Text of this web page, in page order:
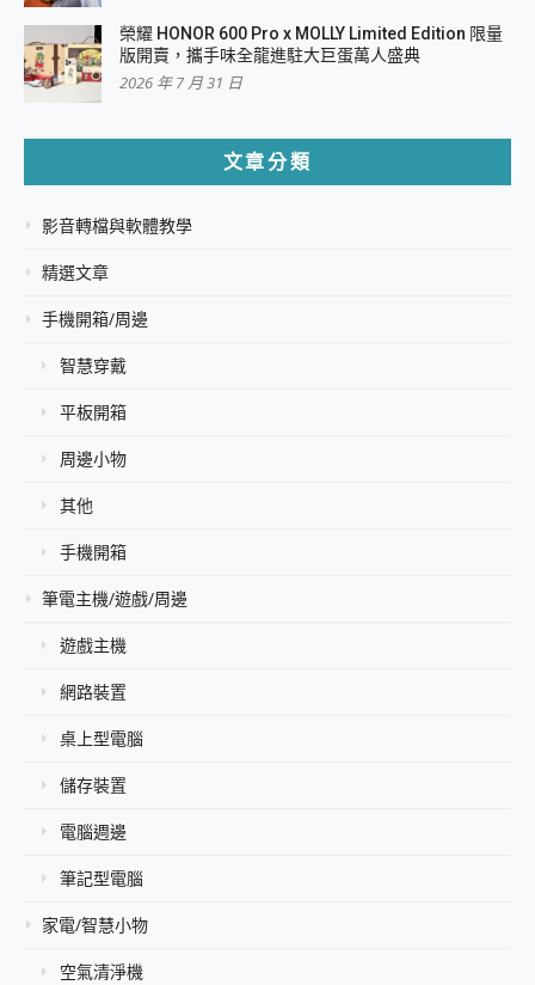
榮耀 HONOR 600 Pro x MOLLY Limited Edition 限量
版開賣，攜手味全龍進駐大巨蛋萬人盛典
2026 年 7 月 31 日
文章分類
影音轉檔與軟體教學
精選文章
手機開箱/周邊
智慧穿戴
平板開箱
周邊小物
其他
手機開箱
筆電主機/遊戲/周邊
遊戲主機
網路裝置
桌上型電腦
儲存裝置
電腦週邊
筆記型電腦
家電/智慧小物
空氣清淨機